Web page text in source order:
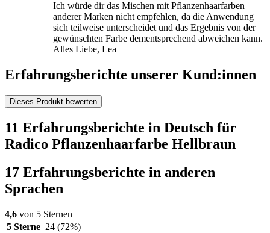
Ich würde dir das Mischen mit Pflanzenhaarfarben
anderer Marken nicht empfehlen, da die Anwendung
sich teilweise unterscheidet und das Ergebnis von der
gewünschten Farbe dementsprechend abweichen kann.
Alles Liebe, Lea
Erfahrungsberichte unserer Kund:innen
Dieses Produkt bewerten
11 Erfahrungsberichte in Deutsch für
Radico Pflanzenhaarfarbe Hellbraun
17 Erfahrungsberichte in anderen
Sprachen
4,6 von 5 Sternen
5 Sterne 24 (72%)